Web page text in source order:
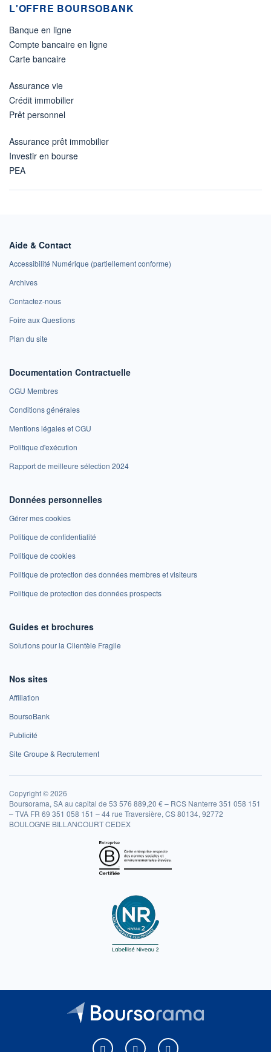
L'OFFRE BOURSOBANK
Banque en ligne
Compte bancaire en ligne
Carte bancaire
Assurance vie
Crédit immobilier
Prêt personnel
Assurance prêt immobilier
Investir en bourse
PEA
Aide & Contact
Accessibilité Numérique (partiellement conforme)
Archives
Contactez-nous
Foire aux Questions
Plan du site
Documentation Contractuelle
CGU Membres
Conditions générales
Mentions légales et CGU
Politique d'exécution
Rapport de meilleure sélection 2024
Données personnelles
Gérer mes cookies
Politique de confidentialité
Politique de cookies
Politique de protection des données membres et visiteurs
Politique de protection des données prospects
Guides et brochures
Solutions pour la Clientèle Fragile
Nos sites
Affiliation
BoursoBank
Publicité
Site Groupe & Recrutement
Copyright © 2026
Boursorama, SA au capital de 53 576 889,20 € – RCS Nanterre 351 058 151
– TVA FR 69 351 058 151 – 44 rue Traversière, CS 80134, 92772
BOULOGNE BILLANCOURT CEDEX
Boursorama sur Facebook
Boursorama sur XBoursorama sur